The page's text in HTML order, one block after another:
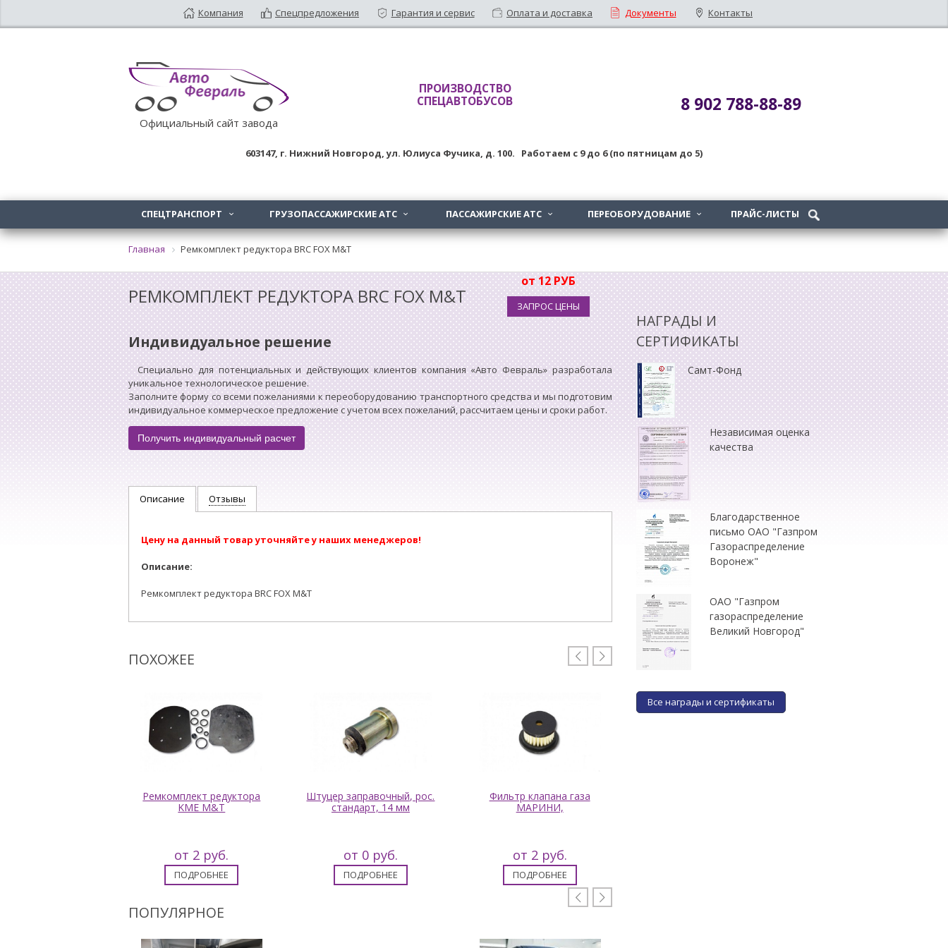
Компания Спецпредложения Гарантия и сервис Оплата и доставка Документы Контакты
Официальный сайт завода
ПРОИЗВОДСТВО
СПЕЦАВТОБУСОВ
8 902 788-88-89
603147, г. Нижний Новгород,ул. Юлиуса Фучика, д. 100. Работаем с 9до 6 (по пятницам до 5)
СПЕЦТРАНСПОРТ  ГРУЗОПАССАЖИРСКИЕ АТС  ПАССАЖИРСКИЕ АТС  ПЕРЕОБОРУДОВАНИЕ  ПРАЙС-ЛИСТЫ
Главная Ремкомплект редуктора BRC FOX M&T
НАГРАДЫ И
СЕРТИФИКАТЫ
Самт-Фонд
Независимая оценка
качества
Благодарственное
письмо ОАО "Газпром
Газораспределение
Воронеж"
ОАО "Газпром
газораспределение
Великий Новгород"
Все награды и сертификаты
РЕМКОМПЛЕКТ РЕДУКТОРА BRC FOX M&T
от 12 РУБ
ЗАПРОС ЦЕНЫ
Индивидуальное решение
Специально для потенциальных и действующих клиентов компания «Авто Февраль» разработала
уникальное технологическое решение.
Заполните форму со всеми пожеланиями к переоборудованию транспортного средства и мы подготовим
индивидуальное коммерческое предложение с учетом всех пожеланий, рассчитаем цены и сроки работ.
Получить индивидуальный расчет
Описание Отзывы
Цену на данный товар уточняйте у наших менеджеров!
Описание:
Ремкомплект редуктора BRC FOX M&T
 
ПОХОЖЕЕ
Ремкомплект редуктора
KME M&T
от 2 руб.
ПОДРОБНЕЕ
Штуцер заправочный, рос.
стандарт, 14 мм
от 0 руб.
ПОДРОБНЕЕ
Фильтр клапана газа
МАРИНИ,
от 2 руб.
ПОДРОБНЕЕ
 
ПОПУЛЯРНОЕ